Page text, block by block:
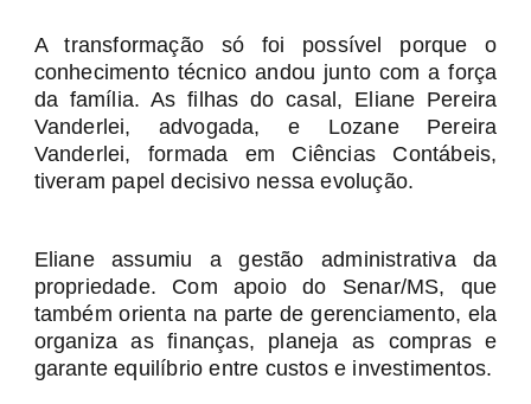
A transformação só foi possível porque o
conhecimento técnico andou junto com a força
da família. As filhas do casal, Eliane Pereira
Vanderlei, advogada, e Lozane Pereira
Vanderlei, formada em Ciências Contábeis,
tiveram papel decisivo nessa evolução.
Eliane assumiu a gestão administrativa da
propriedade. Com apoio do Senar/MS, que
também orienta na parte de gerenciamento, ela
organiza as finanças, planeja as compras e
garante equilíbrio entre custos e investimentos.